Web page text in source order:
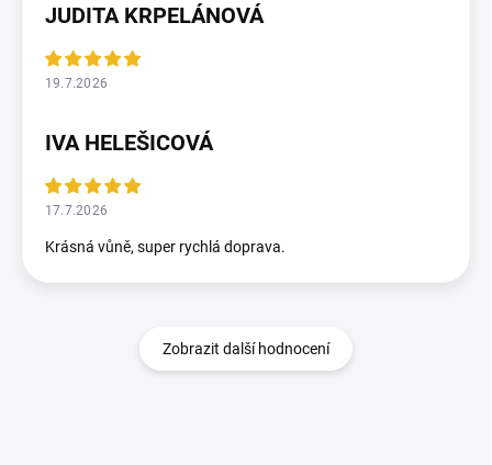
JUDITA KRPELÁNOVÁ
19.7.2026
IVA HELEŠICOVÁ
17.7.2026
Krásná vůně, super rychlá doprava.
Zobrazit další hodnocení